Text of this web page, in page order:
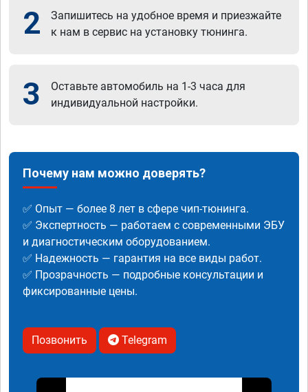
2
Запишитесь на удобное время и приезжайте
к нам в сервис на установку тюнинга.
3
Оставьте автомобиль на 1-3 часа для
индивидуальной настройки.
Почему нам можно доверять?
✅ Опыт — более 8 лет в сфере чип-тюнинга.
✅ Экспертность — работаем с современными ЭБУ
и диагностическим оборудованием.
✅ Надежность — гарантия на все виды работ.
✅ Прозрачность — подробные консультации и
фиксированные цены.
Позвонить Telegram